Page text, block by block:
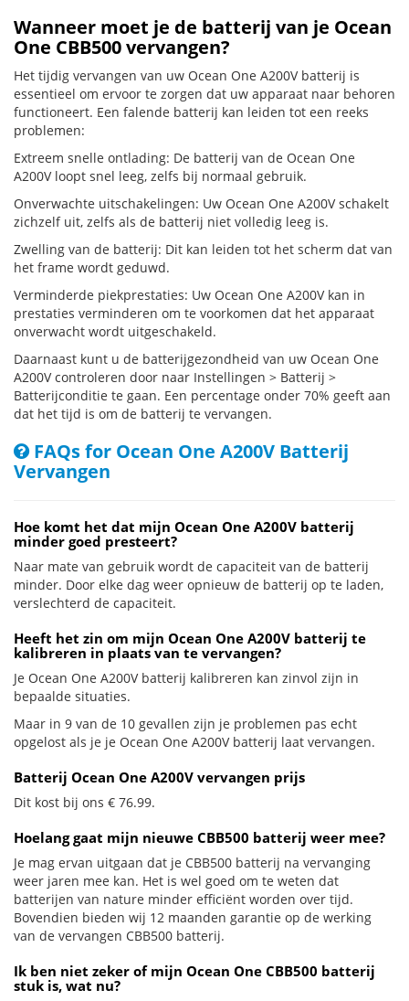
Wanneer moet je de batterij van je Ocean
One CBB500 vervangen?
Het tijdig vervangen van uw Ocean One A200V batterij is
essentieel om ervoor te zorgen dat uw apparaat naar behoren
functioneert. Een falende batterij kan leiden tot een reeks
problemen:
Extreem snelle ontlading: De batterij van de Ocean One
A200V loopt snel leeg, zelfs bij normaal gebruik.
Onverwachte uitschakelingen: Uw Ocean One A200V schakelt
zichzelf uit, zelfs als de batterij niet volledig leeg is.
Zwelling van de batterij: Dit kan leiden tot het scherm dat van
het frame wordt geduwd.
Verminderde piekprestaties: Uw Ocean One A200V kan in
prestaties verminderen om te voorkomen dat het apparaat
onverwacht wordt uitgeschakeld.
Daarnaast kunt u de batterijgezondheid van uw Ocean One
A200V controleren door naar Instellingen > Batterij >
Batterijconditie te gaan. Een percentage onder 70% geeft aan
dat het tijd is om de batterij te vervangen.
FAQs for Ocean One A200V Batterij
Vervangen
Hoe komt het dat mijn Ocean One A200V batterij
minder goed presteert?
Naar mate van gebruik wordt de capaciteit van de batterij
minder. Door elke dag weer opnieuw de batterij op te laden,
verslechterd de capaciteit.
Heeft het zin om mijn Ocean One A200V batterij te
kalibreren in plaats van te vervangen?
Je Ocean One A200V batterij kalibreren kan zinvol zijn in
bepaalde situaties.
Maar in 9 van de 10 gevallen zijn je problemen pas echt
opgelost als je je Ocean One A200V batterij laat vervangen.
Batterij Ocean One A200V vervangen prijs
Dit kost bij ons € 76.99.
Hoelang gaat mijn nieuwe CBB500 batterij weer mee?
Je mag ervan uitgaan dat je CBB500 batterij na vervanging
weer jaren mee kan. Het is wel goed om te weten dat
batterijen van nature minder efficiënt worden over tijd.
Bovendien bieden wij 12 maanden garantie op de werking
van de vervangen CBB500 batterij.
Ik ben niet zeker of mijn Ocean One CBB500 batterij
stuk is, wat nu?